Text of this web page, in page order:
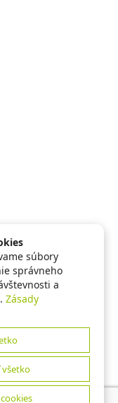
súbory
správneho
a
Zásady